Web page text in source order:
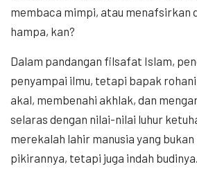
membaca mimpi, atau menafsirkan
hampa, kan?
Dalam pandangan filsafat Islam,
penyampai ilmu, tetapi bapak
akal, membenahi akhlak, dan
selaras dengan nilai-nilai luhur
merekalah lahir manusia yang
pikirannya, tetapi juga indah budinya.